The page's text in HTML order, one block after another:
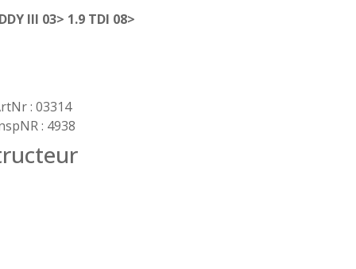
III 03> 1.9 TDI 08>
: 03314
: 4938